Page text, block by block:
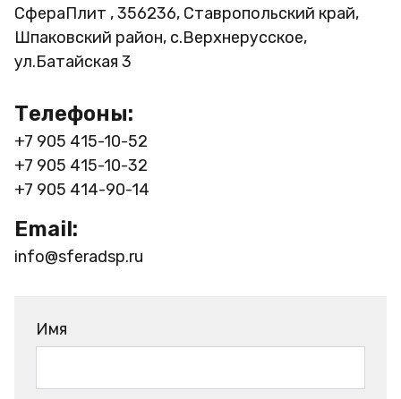
СфераПлит , 356236, Ставропольский край,
Шпаковский район, с.Верхнерусское,
ул.Батайская 3
Телефоны:
+7 905 415-10-52
+7 905 415-10-32
+7 905 414-90-14
Email:
info@sferadsp.ru
Имя